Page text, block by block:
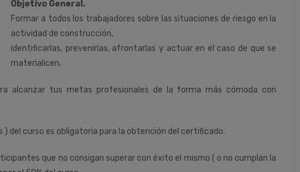
Objetivo General.
Formar a todos los trabajadores sobre las situaciones de riesgo en la
actividad de construcción,
identificarlas, prevenirlas, afrontarlas y actuar en el caso de que se
materialicen.
alcanzar tus metas profesionales de la forma más cómoda con
) del curso es obligatoria para la obtención del certificado.
que no consigan superar con éxito el mismo ( o no cumplan la